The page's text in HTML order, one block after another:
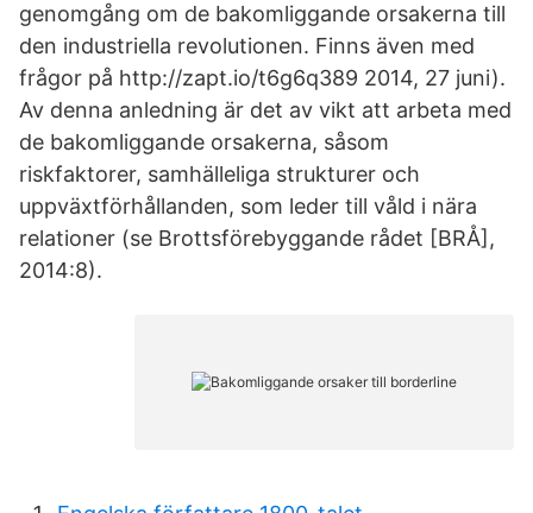
genomgång om de bakomliggande orsakerna till
den industriella revolutionen. Finns även med
frågor på http://zapt.io/t6g6q389 2014, 27 juni).
Av denna anledning är det av vikt att arbeta med
de bakomliggande orsakerna, såsom
riskfaktorer, samhälleliga strukturer och
uppväxtförhållanden, som leder till våld i nära
relationer (se Brottsförebyggande rådet [BRÅ],
2014:8).